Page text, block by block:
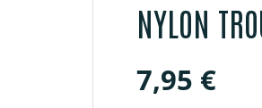
NYLON
Prix
7,95 €